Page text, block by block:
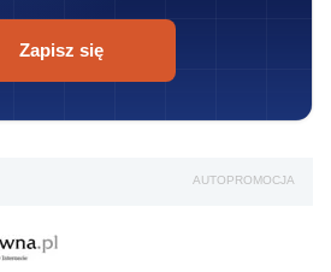
Zapisz się
AUTOPROMOCJA